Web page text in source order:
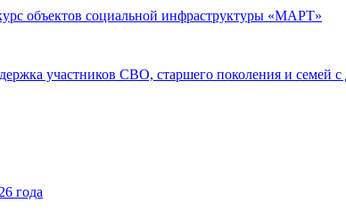
объектов социальной инфраструктуры «МАРТ»
участников СВО, старшего поколения и семей с
года